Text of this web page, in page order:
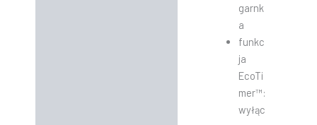
garnk
a
funkc
ja
EcoTi
mer™:
wyłąc